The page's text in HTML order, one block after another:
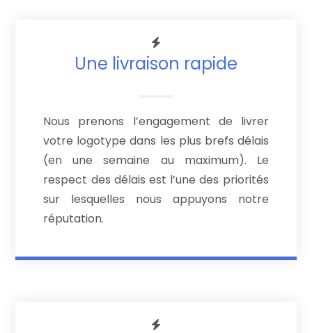
Une livraison rapide
Nous prenons l’engagement de livrer
votre logotype dans les plus brefs délais
(en une semaine au maximum). Le
respect des délais est l’une des priorités
sur lesquelles nous appuyons notre
réputation.